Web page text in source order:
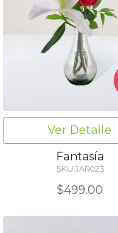
Ver Detalle
Fantasía
SKU JAR023
$499.00